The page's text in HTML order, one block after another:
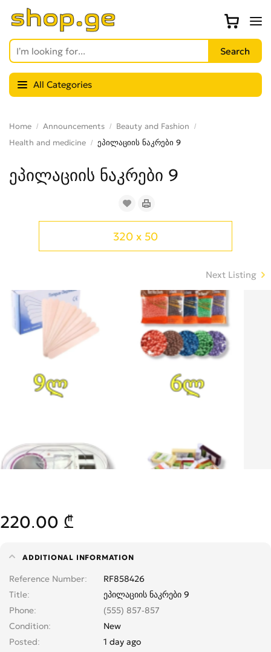
All Categories
Home Announcements
Beauty and Fashion
Health and medicine
ეპილაციის ნაკრები 9
ეპილაციის ნაკრები 9
320 x 50
Next Listing
220.00 ₾
ADDITIONAL INFORMATION
Reference Number
RF858426
Title
ეპილაციის ნაკრები 9
Phone
(555) 857-857
Condition
New
Posted
1 day ago